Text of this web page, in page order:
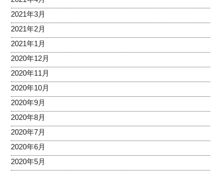
2021年3月
2021年2月
2021年1月
2020年12月
2020年11月
2020年10月
2020年9月
2020年8月
2020年7月
2020年6月
2020年5月